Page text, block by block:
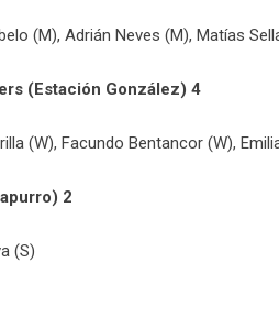
(M), Adrián Neves (M), Matías
(Estación González) 4
(W), Facundo Bentancor (W),
2
(S)